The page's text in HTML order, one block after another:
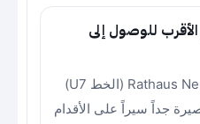
للوصول إلى
محطة مترو الأنفاق Rathaus Neukölln (الخط U7)
جداً سيراً على الأقدام